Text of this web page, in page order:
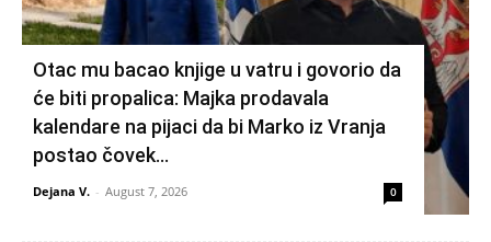
Otac mu bacao knjige u vatru i govorio da
će biti propalica: Majka prodavala
kalendare na pijaci da bi Marko iz Vranja
postao čovek...
Dejana V. - August 7, 2026 0